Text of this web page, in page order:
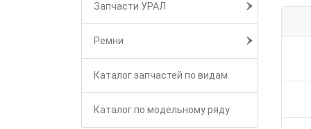
Запчасти УРАЛ
Ремни
Каталог запчастей по видам
Каталог по модельному ряду